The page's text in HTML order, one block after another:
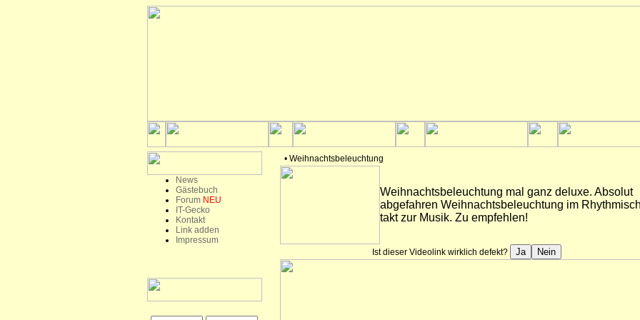
News
Gästebuch
Forum NEU
IT-Gecko
Kontakt
Link adden
Impressum
• Weihnachtsbeleuchtung
Weihnachtsbeleuchtung mal ganz deluxe. Absolut
abgefahren Weihnachtsbeleuchtung im
takt zur Musik. Zu empfehlen!
Ist dieser Videolink wirklich defekt?